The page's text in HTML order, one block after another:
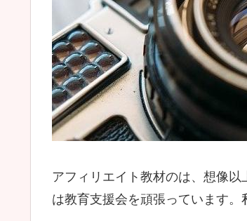
アフィリエイト教材のは、想像
は教育支援会を頑張っています。